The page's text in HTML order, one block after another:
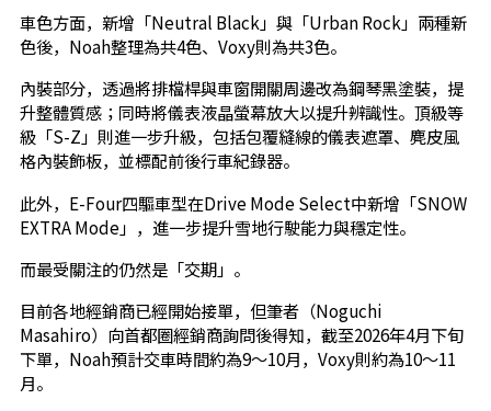
車色方面，新增「Neutral Black」與「Urban Rock」兩種新
色後，Noah整理為共4色、Voxy則為共3色。
內裝部分，透過將排檔桿與車窗開關周邊改為鋼琴黑塗裝，提
升整體質感；同時將儀表液晶螢幕放大以提升辨識性。頂級等
級「S-Z」則進一步升級，包括包覆縫線的儀表遮罩、麂皮風
格內裝飾板，並標配前後行車紀錄器。
此外，E-Four四驅車型在Drive Mode Select中新增「SNOW
EXTRA Mode」，進一步提升雪地行駛能力與穩定性。
而最受關注的仍然是「交期」。
目前各地經銷商已經開始接單，但筆者（Noguchi
Masahiro）向首都圈經銷商詢問後得知，截至2026年4月下旬
下單，Noah預計交車時間約為9～10月，Voxy則約為10～11
月。